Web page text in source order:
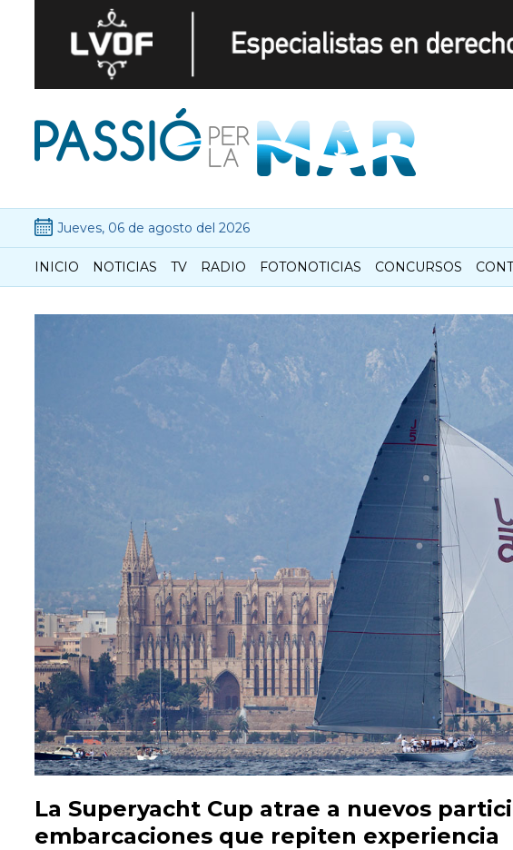
Jueves, 06 de agosto del 2026
INICIO NOTICIAS TV RADIO FOTONOTICIAS CONCURSOS
La Superyacht Cup atrae a nuevos
embarcaciones que repiten experiencia